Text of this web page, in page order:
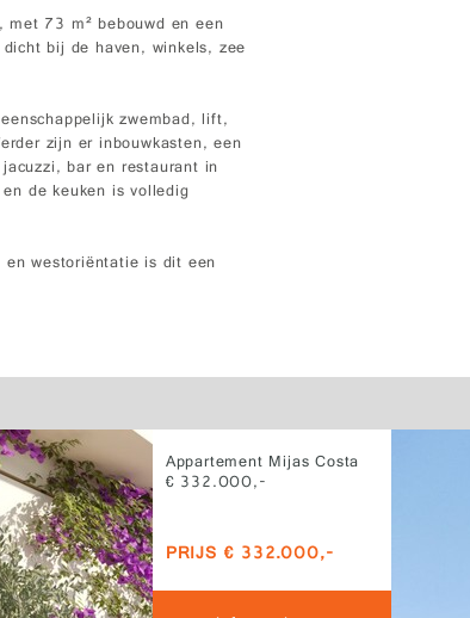
73 m² bebouwd en een
bij de haven, winkels, zee
zwembad, lift,
zijn er inbouwkasten, een
bar en restaurant in
de keuken is volledig
westoriëntatie is dit een
Appartement Mijas Costa
€ 332.000,-
PRIJS € 332.000,-